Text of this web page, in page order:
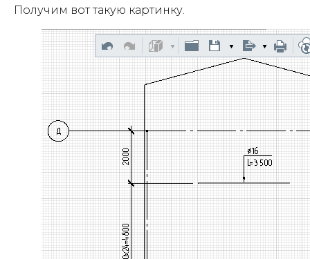
Получим вот такую картинку.